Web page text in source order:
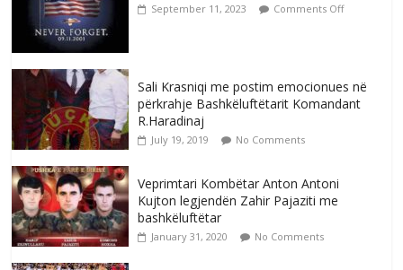
September 11, 2023 Comments Off
Sali Krasniqi me postim emocionues në
përkrahje Bashkëluftëtarit Komandant
R.Haradinaj
July 19, 2019 No Comments
Veprimtari Kombëtar Anton Antoni
Kujton legjendën Zahir Pajaziti me
bashkëluftëtar
January 31, 2020 No Comments